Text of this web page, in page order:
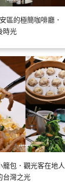
區的極簡咖啡廳．
時光
籠包．觀光客在地人
台灣之光